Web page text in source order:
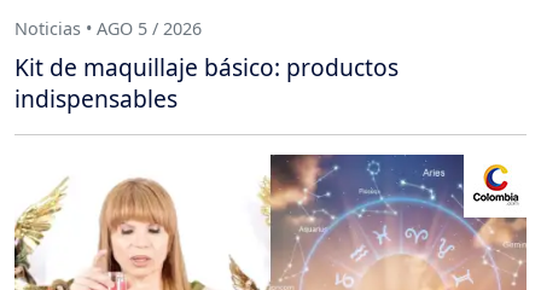
Noticias • AGO 5 / 2026
Kit de maquillaje básico: productos
indispensables